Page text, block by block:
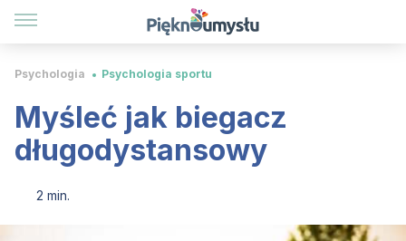
Psychologia Psychologia sportu
Myśleć jak biegacz
długodystansowy
2 min.